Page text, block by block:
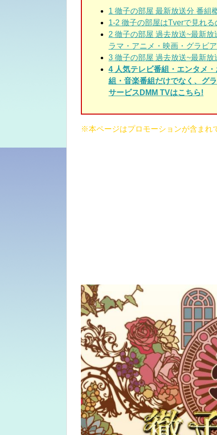
1 徹子の部屋 最新放送分 番組
1-2 徹子の部屋はTverで見れる
2 徹子の部屋 過去放送~最新
ラマ・アニメ・映画・グラビ
3 徹子の部屋 過去放送~最新放
4 人気テレビ番組・エンタメ
組・音楽番組だけでなく、グ
サービスDMM TVはこちら!
※本ページはプロモーションが含まれ